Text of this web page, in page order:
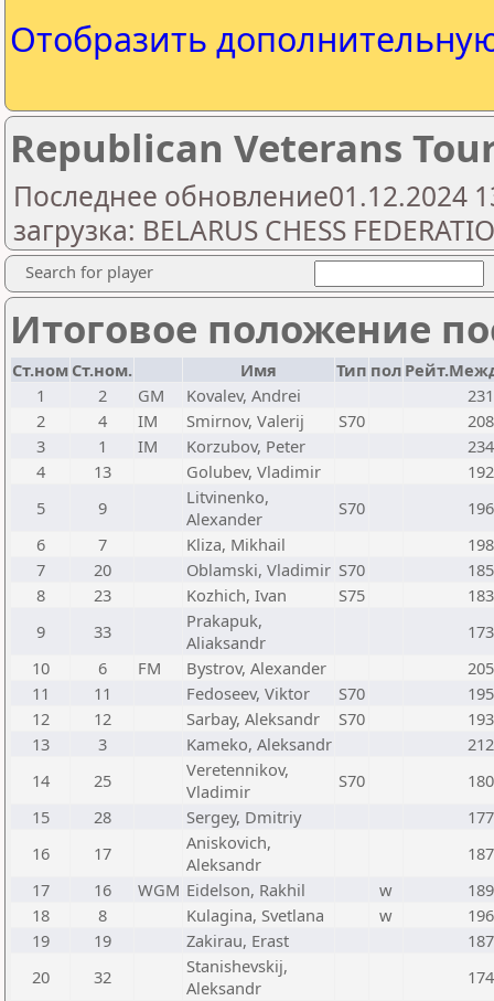
Отобразить
Republican Veterans
Последнее обновление01.12.2024
загрузка: BELARUS CHESS
Search for player
Итоговое положение
Ст.ном Ст.ном. Имя Тип пол
1
2 GM Kovalev, Andrei
2
4 IM Smirnov, Valerij S70
3
1 IM Korzubov, Peter
4
13 Golubev, Vladimir
5
9
Litvinenko,
Alexander
S70
6
7 Kliza, Mikhail
7
20 Oblamski, Vladimir S70
8
23 Kozhich, Ivan S75
9
33
Prakapuk,
Aliaksandr
10
6 FM Bystrov, Alexander
11
11 Fedoseev, Viktor S70
12
12 Sarbay, Aleksandr S70
13
3 Kameko, Aleksandr
14
25
Veretennikov,
Vladimir
S70
15
28 Sergey, Dmitriy
16
17
Aniskovich,
Aleksandr
17
16 WGM Eidelson, Rakhil w
18
8 Kulagina, Svetlana w
19
19 Zakirau, Erast
20
32
Stanishevskij,
Aleksandr